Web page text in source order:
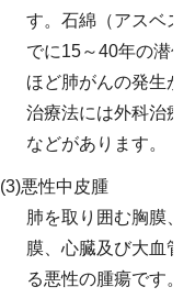
す。石綿（アスベス
でに15～40年の潜
ほど肺がんの発生が
治療法には外科治療
などがあります。
(3)悪性中皮腫
肺を取り囲む胸膜、
膜、心臓及び大血管
る悪性の腫瘍です。